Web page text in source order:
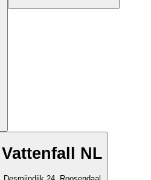
Vattenfall NL